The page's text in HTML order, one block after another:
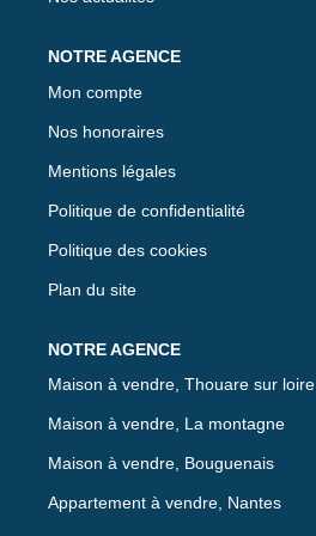
Mon compte
Nos honoraires
Mentions légales
Politique de confidentialité
Politique des cookies
Plan du site
Maison à vendre, Thouare sur loire
Maison à vendre, La montagne
Maison à vendre, Bouguenais
Appartement à vendre, Nantes